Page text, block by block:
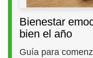
Bienestar
bien el año
Guía para